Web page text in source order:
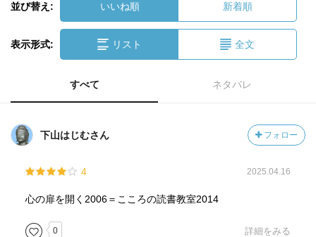
並び替え: いいね順 新着順
表示形式: リスト 全文
すべて ネタバレ
下山はじむさん フォロー
4 2025.04.16
心の扉を開く2006＝こころの読書教室2014
0 詳細をみる